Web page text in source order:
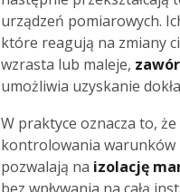
urządzeń pomiarowych.
które reagują na zmiany
wzrasta lub maleje,
umożliwia uzyskanie
W praktyce oznacza to,
kontrolowania warunków
pozwalają na izolację
bez wpływania na całą